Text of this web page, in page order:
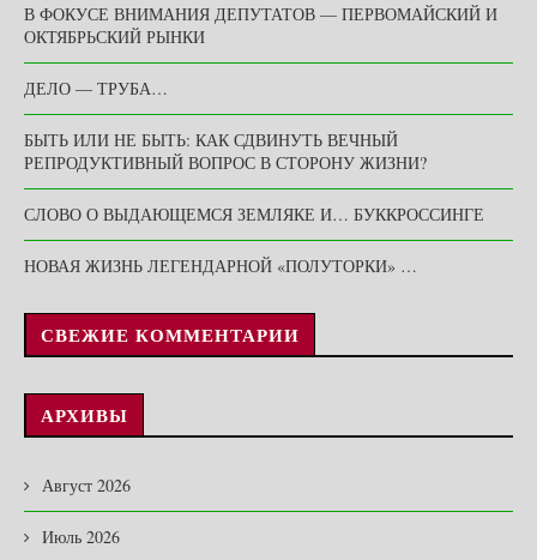
В ФОКУСЕ ВНИМАНИЯ ДЕПУТАТОВ — ПЕРВОМАЙСКИЙ И
ОКТЯБРЬСКИЙ РЫНКИ
ДЕЛО — ТРУБА…
БЫТЬ ИЛИ НЕ БЫТЬ: КАК СДВИНУТЬ ВЕЧНЫЙ
РЕПРОДУКТИВНЫЙ ВОПРОС В СТОРОНУ ЖИЗНИ?
СЛОВО О ВЫДАЮЩЕМСЯ ЗЕМЛЯКЕ И… БУККРОССИНГЕ
НОВАЯ ЖИЗНЬ ЛЕГЕНДАРНОЙ «ПОЛУТОРКИ» …
СВЕЖИЕ КОММЕНТАРИИ
АРХИВЫ
Август 2026
Июль 2026